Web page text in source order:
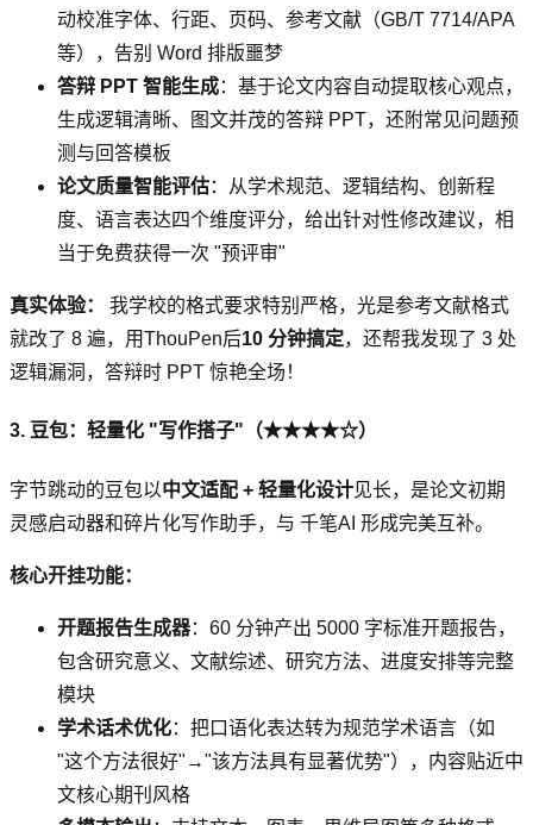
动校准字体、行距、页码、参考文献（GB/T 7714/APA
等），告别 Word 排版噩梦
答辩 PPT 智能生成：基于论文内容自动提取核心观点，
生成逻辑清晰、图文并茂的答辩 PPT，还附常见问题预
测与回答模板
论文质量智能评估：从学术规范、逻辑结构、创新程
度、语言表达四个维度评分，给出针对性修改建议，相
当于免费获得一次 "预评审"
真实体验：
我学校的格式要求特别严格，光是参考文献格式
就改了 8 遍，用ThouPen后10 分钟搞定，还帮我发现了 3 处
逻辑漏洞，答辩时 PPT 惊艳全场！
3. 豆包：轻量化 "写作搭子"（★★★★☆）
字节跳动的豆包以中文适配 + 轻量化设计见长，是论文初期
灵感启动器和碎片化写作助手，与 千笔AI 形成完美互补。
核心开挂功能：
开题报告生成器：60 分钟产出 5000 字标准开题报告，
包含研究意义、文献综述、研究方法、进度安排等完整
模块
学术话术优化：把口语化表达转为规范学术语言（如
"这个方法很好"→"该方法具有显著优势"），内容贴近中
文核心期刊风格